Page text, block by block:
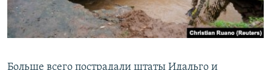
Больше всего пострадали штаты Идальго и